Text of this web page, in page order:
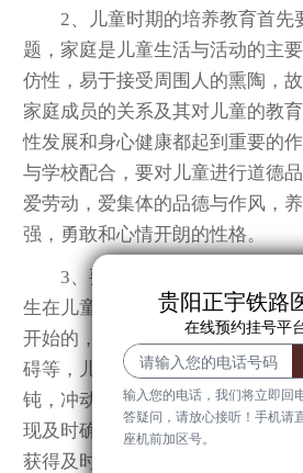
贵阳正宇铁路
在线预约挂号平
输入您的电话，我们将立即回
答疑问，请放心接听！手机请
座机前加区号。
2、儿童时期的培养教育首先
题，家庭是儿童生活与活动的主
仿性，易于接受周围人的熏陶，
家庭成员的关系及其对儿童的教
性发展和身心健康都起到重要的
与学校配合，要对儿童进行道德
爱劳动，爱集体的品德与作风，
强，勇敢和心情开朗的性格。
3、要早期发现和及时纠正一
生在儿童时期的神经精神功能失
开始的，如口吃，遗尿，抽动，
碍等，儿童时期的行为障碍，往
钝，冲动性行为或多动症等，这
现及时确诊，处理得当的话，有
获得及时矫正和的。